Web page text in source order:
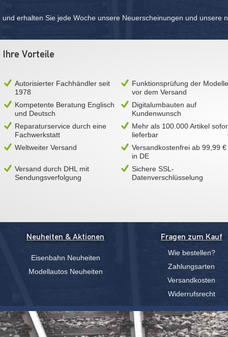
und erhalten Sie jede Woche unsere Neuerscheinungen und unsere
Ihre Vorteile
Autorisierter Fachhändler seit
1978
Funktionsprüfung der Modelle
vor dem Versand
Kompetente Beratung Englisch
und Deutsch
Digitalumbauten auf
Kundenwunsch
Reparaturservice durch eine
Fachwerkstatt
Mehr als 100.000 Artikel
lieferbar
Weltweiter Versand
Versandkostenfrei ab 99,99 €
in DE
Versand durch DHL mit
Sendungsverfolgung
Sichere SSL-
Datenverschlüsselung
Neuheiten & Aktionen
Eisenbahn Neuheiten
Modellautos Neuheiten
Fragen zum Kauf
Wie bestellen?
Zahlungsarten
Versandkosten
Widerrufsrecht